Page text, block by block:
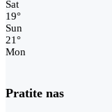
Sat
19°
Sun
21°
Mon
Pratite nas